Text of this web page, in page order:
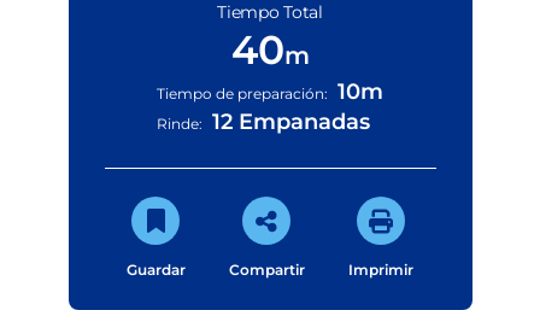
Tiempo Total
40m
Tiempo de preparación: 10m
Rinde: 12 Empanadas
Guardar Compartir Imprimir